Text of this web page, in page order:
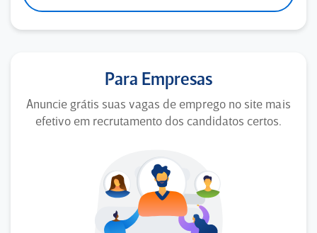
Para Empresas
Anuncie grátis suas vagas de emprego no site mais
efetivo em recrutamento dos candidatos certos.